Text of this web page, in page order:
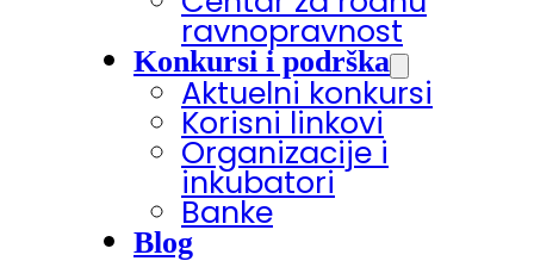
ravnopravnost
Konkursi i podrška
Aktuelni konkursi
Korisni linkovi
Organizacije i
inkubatori
Banke
Blog